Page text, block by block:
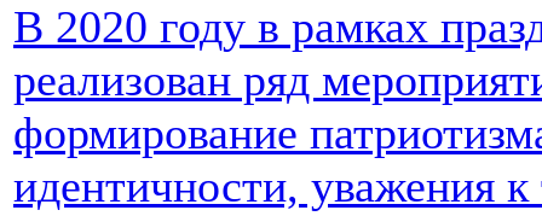
В 2020 году в рамках
реализован ряд
формирование
идентичности, уважения